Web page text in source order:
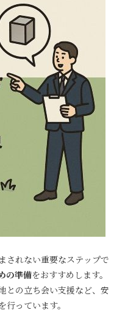
されない重要なステップで
の準備をおすすめします。
との立ち会い支援など、安
っています。